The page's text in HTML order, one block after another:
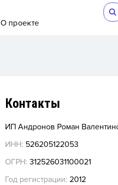
О проекте
Контакты
ИП Андронов Роман
ИНН: 526205122053
ОГРН: 312526031100021
Год регистрации: 2012